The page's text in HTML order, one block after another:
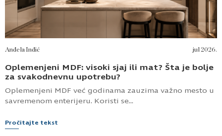
Anđela Inđić jul 2026.
Oplemenjeni MDF: visoki sjaj ili mat? Šta je bolje
za svakodnevnu upotrebu?
Oplemenjeni MDF već godinama zauzima važno mesto u
savremenom enterijeru. Koristi se...
Pročitajte tekst